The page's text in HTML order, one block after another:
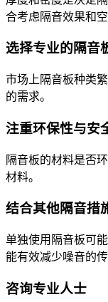
合考虑隔音效果和空
选择专业的隔音
市场上隔音板种类
的需求。
注重环保性与安
隔音板的材料是否
材料。
结合其他隔音措
单独使用隔音板可
能有效减少噪音的传
咨询专业人士